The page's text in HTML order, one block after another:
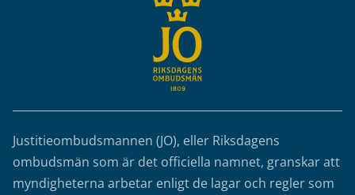
Justitieombudsmannen (JO), eller Riksdagens
ombudsmän som är det officiella namnet, granskar att
myndigheterna arbetar enligt de lagar och regler som